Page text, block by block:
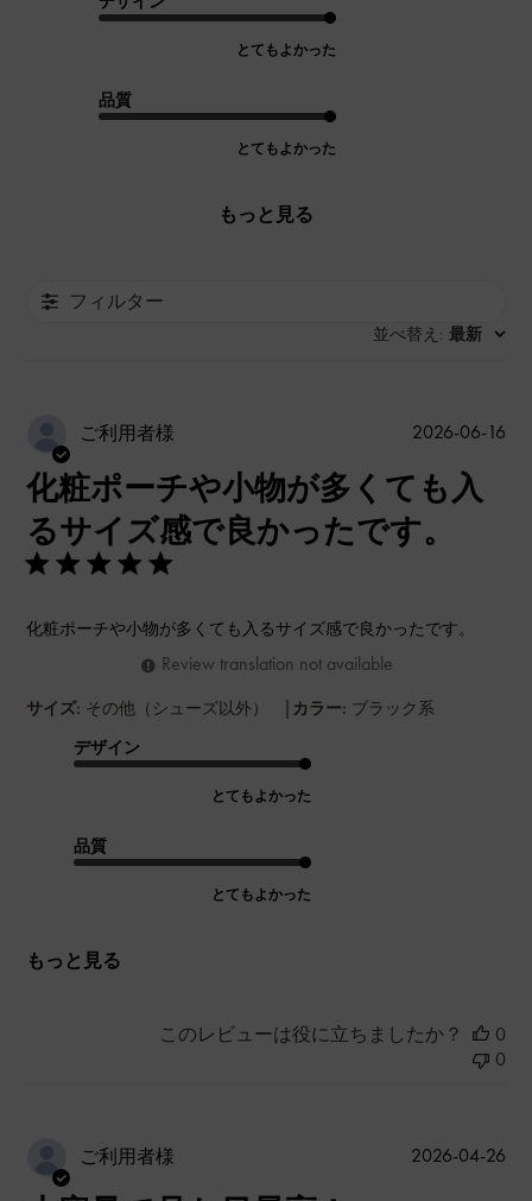
とてもよかった
品質
とてもよかった
もっと見る
フィルター
並べ替え : 最新
ご利用者様
化粧ポーチや小物が多くても入
るサイズ感で良かったです。
化粧ポーチや小物が多くても入るサイズ感で良かったです。
サイズ: その他（シューズ以外） | カラー: ブラック系
デザイン
とてもよかった
品質
とてもよかった
もっと見る
Review translation not available
公
2026-06-16
このレビューは役に立ちましたか？
0
0
ご利用者様
公
2026-04-26